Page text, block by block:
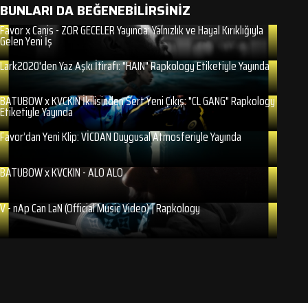
BUNLARI DA BEĞENEBİLİRSİNİZ
Favor x Canis - ZOR GECELER Yayında: Yalnızlık ve Hayal Kırıklığıyla
Gelen Yeni İş
Lark2020'den Yaz Aşkı İtirafı: "HAIN" Rapkology Etiketiyle Yayında
BATUBOW x KVCKIN İkilisinden Sert Yeni Çıkış: "CL GANG" Rapkology
Etiketiyle Yayında
Favor’dan Yeni Klip: VİCDAN Duygusal Atmosferiyle Yayında
BATUBOW x KVCKIN - ALO ALO
V - nAp Can LaN (Official Music Video) | Rapkology